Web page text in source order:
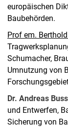
europäischen
Baubehörden.
Prof em.
Schumacher,
Umnutzung von
Dr. Andreas Buss
und Entwerfen,
Sicherung von